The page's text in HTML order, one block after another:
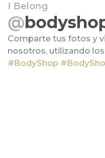
I Belong
@
Comparte tus fotos y
nosotros, utilizando
#BodyShop